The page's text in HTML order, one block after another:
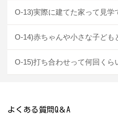
O-13)実際に建てた家って見学
O-14)赤ちゃんや小さな子ども
O-15)打ち合わせって何回くら
よくある質問Q＆A